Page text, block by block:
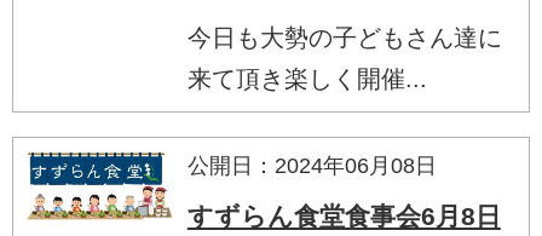
今日も大勢の子どもさん達に
来て頂き楽しく開催...
公開日：2024年06月08日
すずらん食堂食事会6月8日